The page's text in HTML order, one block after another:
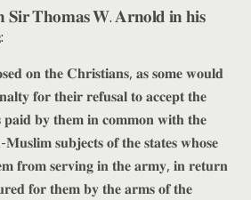
𝐒𝐢𝐫 𝐓𝐡𝐨𝐦𝐚𝐬 𝐖. 𝐀𝐫𝐧𝐨𝐥𝐝 𝐢𝐧 𝐡𝐢𝐬
𝐨𝐧 𝐭𝐡𝐞 𝐂𝐡𝐫𝐢𝐬𝐭𝐢𝐚𝐧𝐬, 𝐚𝐬 𝐬𝐨𝐦𝐞 𝐰𝐨𝐮𝐥𝐝
𝐟𝐨𝐫 𝐭𝐡𝐞𝐢𝐫 𝐫𝐞𝐟𝐮𝐬𝐚𝐥 𝐭𝐨 𝐚𝐜𝐜𝐞𝐩𝐭 𝐭𝐡𝐞
𝐩𝐚𝐢𝐝 𝐛𝐲 𝐭𝐡𝐞𝐦 𝐢𝐧 𝐜𝐨𝐦𝐦𝐨𝐧 𝐰𝐢𝐭𝐡 𝐭𝐡𝐞
𝐬𝐮𝐛𝐣𝐞𝐜𝐭𝐬 𝐨𝐟 𝐭𝐡𝐞 𝐬𝐭𝐚𝐭𝐞𝐬 𝐰𝐡𝐨𝐬𝐞
𝐟𝐫𝐨𝐦 𝐬𝐞𝐫𝐯𝐢𝐧𝐠 𝐢𝐧 𝐭𝐡𝐞 𝐚𝐫𝐦𝐲, 𝐢𝐧 𝐫𝐞𝐭𝐮𝐫𝐧
𝐟𝐨𝐫 𝐭𝐡𝐞𝐦 𝐛𝐲 𝐭𝐡𝐞 𝐚𝐫𝐦𝐬 𝐨𝐟 𝐭𝐡𝐞